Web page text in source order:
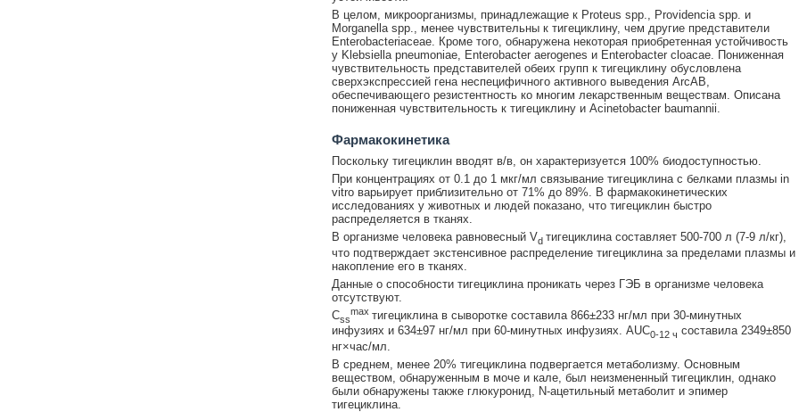
В целом, микроорганизмы, принадлежащие к Proteus spp., Providencia spp. и
Morganella spp., менее чувствительны к тигециклину, чем другие представители
Enterobacteriaceae. Кроме того, обнаружена некоторая приобретенная устойчивость
у Klebsiella pneumoniae, Enterobacter aerogenes и Enterobacter cloacae. Пониженная
чувствительность представителей обеих групп к тигециклину обусловлена
сверхэкспрессией гена неспецифичного активного выведения ArcAB,
обеспечивающего резистентность ко многим лекарственным веществам. Описана
пониженная чувствительность к тигециклину и Acinetobacter baumannii.
Фармакокинетика
Поскольку тигециклин вводят в/в, он характеризуется 100% биодоступностью.
При концентрациях от 0.1 до 1 мкг/мл связывание тигециклина с белками плазмы in
vitro варьирует приблизительно от 71% до 89%. В фармакокинетических
исследованиях у животных и людей показано, что тигециклин быстро
распределяется в тканях.
В организме человека равновесный Vd тигециклина составляет 500-700 л (7-9 л/кг),
что подтверждает экстенсивное распределение тигециклина за пределами плазмы и
накопление его в тканях.
Данные о способности тигециклина проникать через ГЭБ в организме человека
отсутствуют.
Css
max тигециклина в сыворотке составила 866±233 нг/мл при 30-минутных
инфузиях и 634±97 нг/мл при 60-минутных инфузиях. AUC0-12 ч составила 2349±850
нг×час/мл.
В среднем, менее 20% тигециклина подвергается метаболизму. Основным
веществом, обнаруженным в моче и кале, был неизмененный тигециклин, однако
были обнаружены также глюкуронид, N-ацетильный метаболит и эпимер
тигециклина.